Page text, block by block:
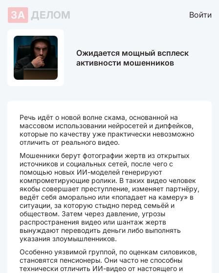
ЗА ДЕЛОМ Войти
Ожидается мощный всплеск
активности мошенников
Речь идёт о новой волне скама, основанной на
массовом использовании нейросетей и дипфейков,
которые по качеству уже практически невозможно
отличить от реального видео.
Мошенники берут фотографии жертв из открытых
источников и социальных сетей, после чего с
помощью новых ИИ-моделей генерируют
компрометирующие ролики. В таких видео человек
якобы совершает преступление, изменяет партнёру,
ведёт себя аморально или «попадает на камеру» в
ситуации, за которую стыдно перед семьёй и
обществом. Затем через давление, угрозы
распространения видео или шантаж жертв
вынуждают переводить деньги либо выполнять
указания злоумышленников.
Особенно уязвимой группой, по оценкам силовиков,
становятся пенсионеры. Они часто не способны
технически отличить ИИ-видео от настоящего и